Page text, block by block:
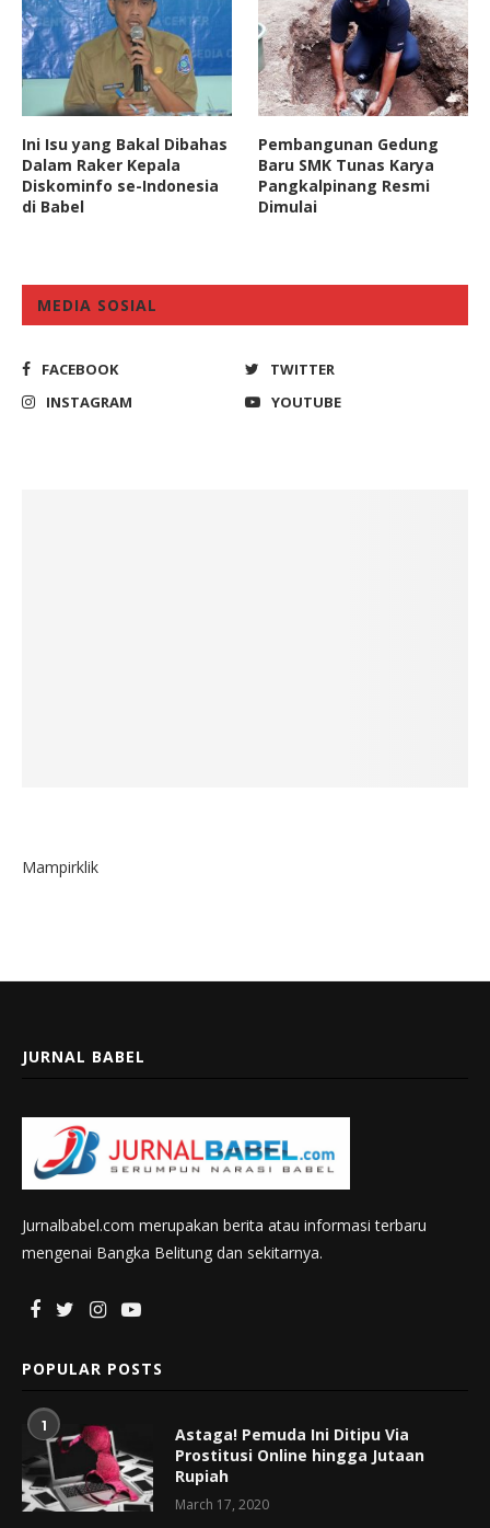
Ini Isu yang Bakal Dibahas
Dalam Raker Kepala
Diskominfo se-Indonesia
di Babel
Pembangunan Gedung
Baru SMK Tunas Karya
Pangkalpinang Resmi
Dimulai
MEDIA SOSIAL
FACEBOOK
TWITTER
INSTAGRAM
YOUTUBE
Mampirklik
JURNAL BABEL
Jurnalbabel.com merupakan berita atau informasi terbaru
mengenai Bangka Belitung dan sekitarnya.
POPULAR POSTS
1
Astaga! Pemuda Ini Ditipu Via
Prostitusi Online hingga Jutaan
Rupiah
March 17, 2020